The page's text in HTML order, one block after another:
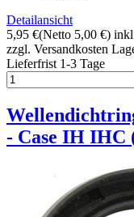
Detailansicht
5,95 €(Netto 5,00 €)
zzgl. Versandkosten
Lieferfrist 1-3 Tage
- Case IH IHC